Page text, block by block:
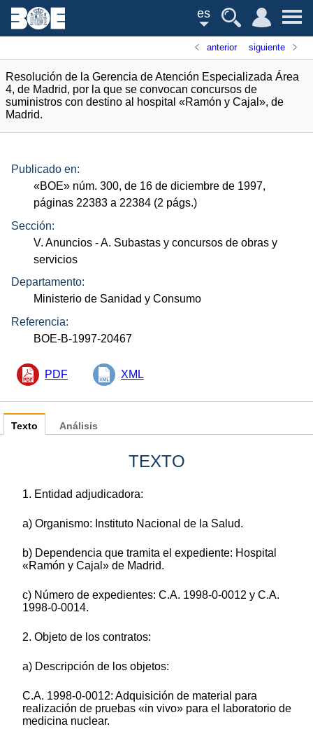
es
anterior siguiente
Resolución de la Gerencia de Atención Especializada Área
4, de Madrid, por la que se convocan concursos de
suministros con destino al hospital «Ramón y Cajal», de
Madrid.
Publicado en:
«BOE» núm. 300, de 16 de diciembre de 1997,
páginas 22383 a 22384 (2 págs.)
Sección:
V. Anuncios - A. Subastas y concursos de obras y
servicios
Departamento:
Ministerio de Sanidad y Consumo
Referencia:
BOE-B-1997-20467
PDF XML
Texto
TEXTO
1. Entidad adjudicadora:
a) Organismo: Instituto Nacional de la Salud.
b) Dependencia que tramita el expediente: Hospital
«Ramón y Cajal» de Madrid.
c) Número de expedientes: C.A. 1998-0-0012 y C.A.
1998-0-0014.
2. Objeto de los contratos:
a) Descripción de los objetos:
C.A. 1998-0-0012: Adquisición de material para
realización de pruebas «in vivo» para el laboratorio de
medicina nuclear.
Análisis